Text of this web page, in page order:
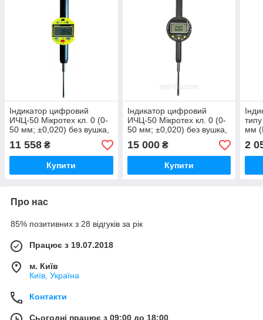
Індикатор цифровий
ИЧЦ-50 Мікротех кл. 0 (0-
50 мм; ±0,020) без вушка,
RS-232. Держреєстр
України №У3071-10
11 558 ₴
Купити
Індикатор цифровий
ИЧЦ-50 Мікротех кл. 0 (0-
50 мм; ±0,020) без вушка,
RS-232. Держреєстр
України №У3071-10
15 000₴
Купити
мм
2
Про нас
85% позитивних з 28 відгуків за рік
Працює з 19.07.2018
м. Київ
Київ, Україна
Контакти
Сьогодні працює з 09:00 до 18:00